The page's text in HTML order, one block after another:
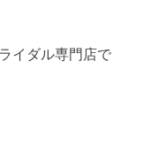
イダル専門店で